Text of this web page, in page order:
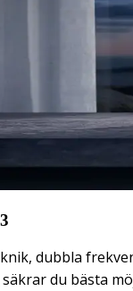
dubbla
du bästa